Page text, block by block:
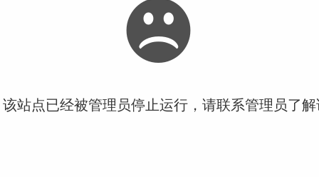
站点已经被管理员停止运行，请联系管理员了